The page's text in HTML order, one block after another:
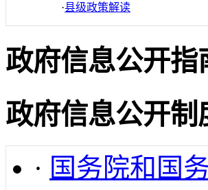
·县级政策解读
政府信息公开指
政府信息公开制
· 国务院和国